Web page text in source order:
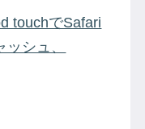
touchでSafari
シュ、